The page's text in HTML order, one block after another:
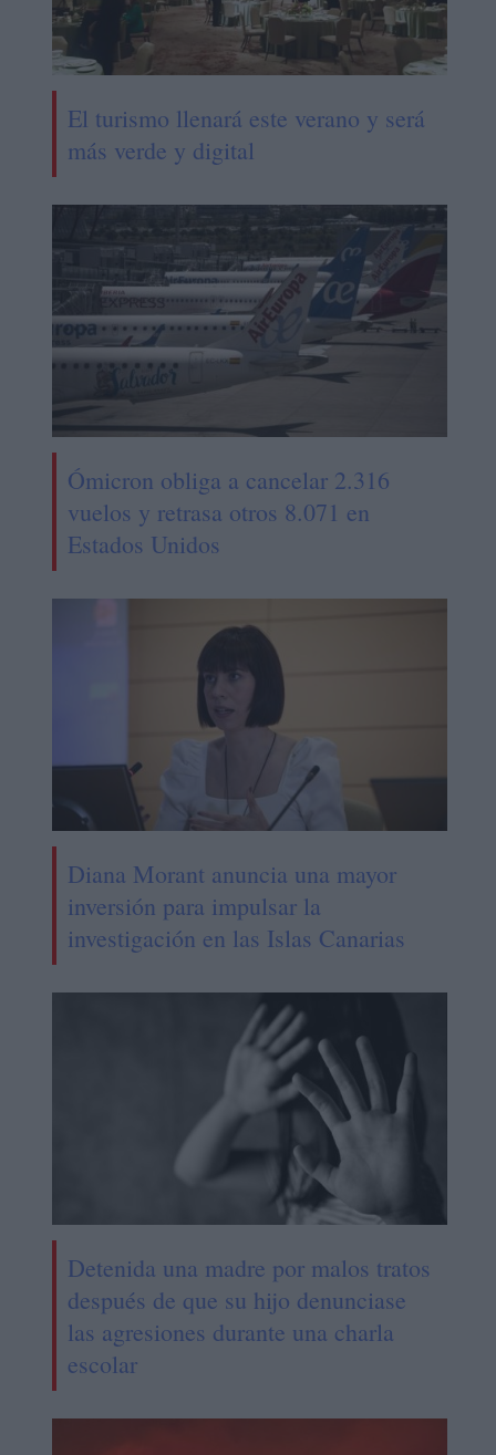
El turismo llenará este verano y será
más verde y digital
Ómicron obliga a cancelar 2.316
vuelos y retrasa otros 8.071 en
Estados Unidos
Diana Morant anuncia una mayor
inversión para impulsar la
investigación en las Islas Canarias
Detenida una madre por malos tratos
después de que su hijo denunciase
las agresiones durante una charla
escolar